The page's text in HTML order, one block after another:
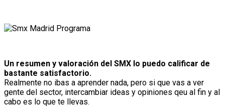
Un resumen y valoración del SMX lo puedo calificar de
bastante satisfactorio.
Realmente no ibas a aprender nada, pero si que vas a ver
gente del sector, intercambiar ideas y opiniones qeu al fin y al
cabo es lo que te llevas.